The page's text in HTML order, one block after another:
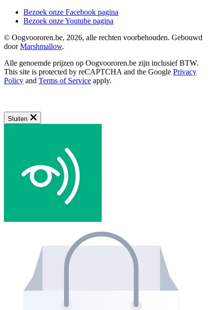
Bezoek onze Facebook pagina
Bezoek onze Youtube pagina
© Oogvoororen.be, 2026, alle rechten voorbehouden. Gebouwd
doorMarshmallow.
Alle genoemde prijzen op Oogvoororen.be zijn inclusief BTW.
This site is protected by reCAPTCHA and the Google Privacy
Policy and Terms of Service apply.
Sluiten